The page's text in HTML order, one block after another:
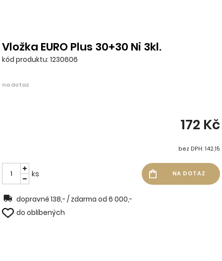
Vložka EURO Plus 30+30 Ni 3kl.
kód produktu: 1230606
na dotaz
172 Kč
bez DPH: 142,15
ks
dopravné 138,- / zdarma od 6 000,-
do oblíbených